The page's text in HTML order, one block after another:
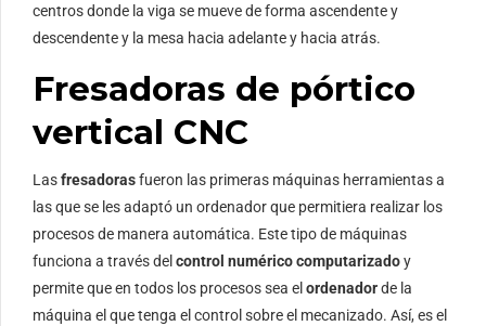
centros donde la viga se mueve de forma ascendente y
descendente y la mesa hacia adelante y hacia atrás.
Fresadoras de pórtico
vertical CNC
Lasfresadorasfueron las primeras máquinas herramientas a
las que se les adaptó un ordenador que permitiera realizar los
procesos de manera automática. Este tipo de máquinas
funciona a través del control numérico computarizadoy
permite que en todos los procesos sea el ordenadorde la
máquina el que tenga el control sobre el mecanizado. Así, es el